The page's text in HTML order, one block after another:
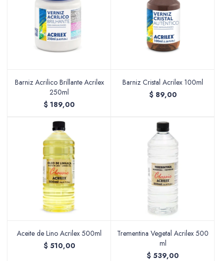
Barniz Acrilico Brillante Acrilex
250ml
$ 189,00
Barniz Cristal Acrilex 100ml
$ 89,00
Aceite de Lino Acrilex 500ml
$ 510,00
Trementina Vegetal Acrilex 500
ml
$ 539,00
Accesorios de arte
Packs